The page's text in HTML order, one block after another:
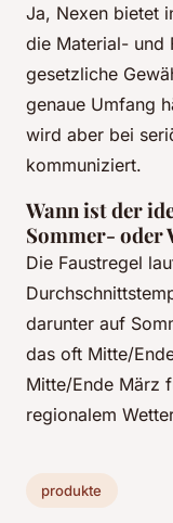
Ja, Nexen bietet
die Material- und
gesetzliche
genaue Umfang
wird aber bei
kommuniziert.
Wann ist der
Sommer- oder
Die Faustregel
darunter auf
das oft Mitte/
Mitte/Ende März
regionalem
produkte